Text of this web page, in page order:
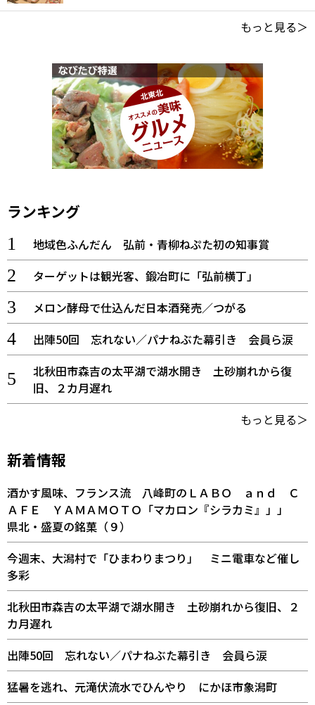
もっと見る＞
ランキング
地域色ふんだん 弘前・青柳ねぷた初の知事賞
ターゲットは観光客、鍛冶町に「弘前横丁」
メロン酵母で仕込んだ日本酒発売／つがる
出陣50回 忘れない／パナねぶた幕引き 会員ら涙
北秋田市森吉の太平湖で湖水開き 土砂崩れから復
旧、２カ月遅れ
もっと見る＞
新着情報
酒かす風味、フランス流 八峰町のＬＡＢＯ ａｎｄ Ｃ
ＡＦＥ ＹＡＭＡＭＯＴＯ「マカロン『シラカミ』」」
県北・盛夏の銘菓（９）
今週末、大潟村で「ひまわりまつり」 ミニ電車など催し
多彩
北秋田市森吉の太平湖で湖水開き 土砂崩れから復旧、２
カ月遅れ
出陣50回 忘れない／パナねぶた幕引き 会員ら涙
猛暑を逃れ、元滝伏流水でひんやり にかほ市象潟町